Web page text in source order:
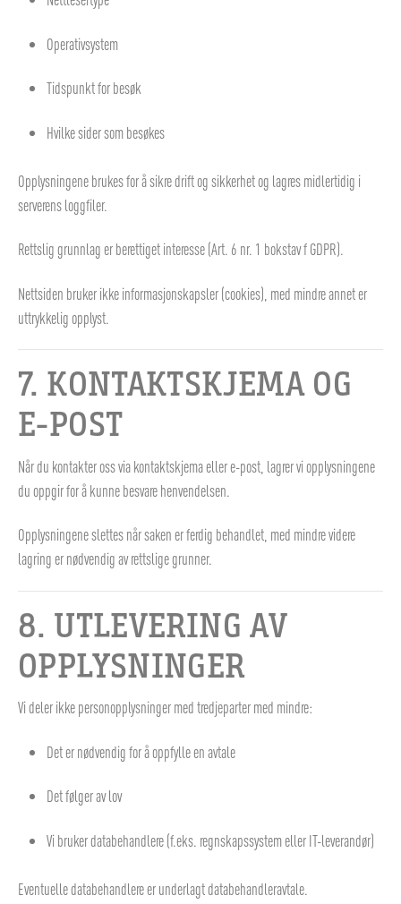
Operativsystem
Tidspunkt for besøk
Hvilke sider som besøkes
Opplysningene brukes for å sikre drift og sikkerhet og lagres midlertidig i
serverens loggfiler.
Rettslig grunnlag er berettiget interesse (Art. 6 nr. 1 bokstav f GDPR).
Nettsiden bruker ikke informasjonskapsler (cookies), med mindre annet er
uttrykkelig opplyst.
7. KONTAKTSKJEMA OG
E-POST
Når du kontakter oss via kontaktskjema eller e-post, lagrer vi opplysningene
du oppgir for å kunne besvare henvendelsen.
Opplysningene slettes når saken er ferdig behandlet, med mindre videre
lagring er nødvendig av rettslige grunner.
8. UTLEVERING AV
OPPLYSNINGER
Vi deler ikke personopplysninger med tredjeparter med mindre:
Det er nødvendig for å oppfylle en avtale
Det følger av lov
Vi bruker databehandlere (f.eks. regnskapssystem eller IT-leverandør)
Eventuelle databehandlere er underlagt databehandleravtale.